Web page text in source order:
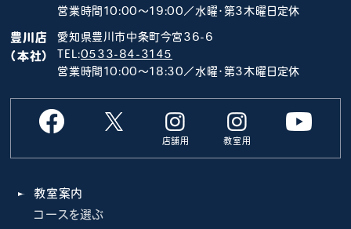
営業時間10:00～19:00／水曜･第3木曜日定休
豊川店
（本社）
愛知県豊川市中条町今宮36-6
TEL:0533-84-3145
営業時間10:00～18:30／水曜･第3木曜日定休
店舗用 教室用
教室案内
コースを選ぶ